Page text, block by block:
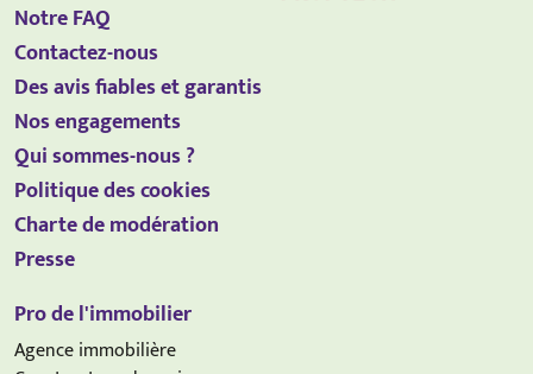
Notre FAQ
Contactez-nous
Des avis fiables et garantis
Nos engagements
Qui sommes-nous ?
Politique des cookies
Charte de modération
Presse
Pro de l'immobilier
Agence immobilière